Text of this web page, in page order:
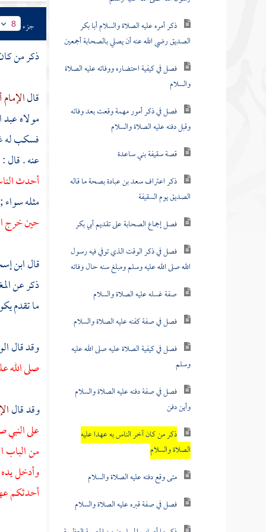
ذكر أمره عليه الصلاة والسلام أبا بكر
الصديق رضي الله عنه أن يصلي بالصحابة أجمعين
فصل في كيفية احتضاره ووفاته عليه الصلاة
والسلام
فصل في ذكر أمور مهمة وقعت بعد وفاته
وقبل دفنه عليه الصلاة والسلام
قصة سقيفة بني ساعدة
ذكر اعتراف سعد بن عبادة بصحة ما قاله
الصديق يوم السقيفة
فصل إجماع الصحابة على تقديم أبي بكر
فصل في ذكر الوقت الذي توفي فيه رسول
الله صلى الله عليه وسلم ومبلغ سنه حال وفاته
صفة غسله عليه الصلاة والسلام
فصل في صفة كفنه عليه الصلاة والسلام
فصل في كيفية الصلاة عليه صلى الله عليه
وسلم
فصل في صفة دفنه عليه الصلاة والسلام
وأين دفن
ذكر من كان آخر الناس به عهدا عليه
الصلاة والسلام
متى وقع دفنه عليه الصلاة والسلام
فصل في صفة قبره عليه الصلاة والسلام
جزء 8
ذكر من
قال
مولاهعبد
فسكب له
عنه . قال
أحدث
مثله سواء
حين خرج
قالابن
ذكر عن
ما تقدم
وقد قال
صلى الله
وقد قال
على
من الباب
وأدخل
أحدثكم